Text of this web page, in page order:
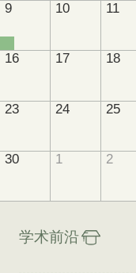
9 10 11
16 17 18
23 24 25
30 1 2
学术前沿